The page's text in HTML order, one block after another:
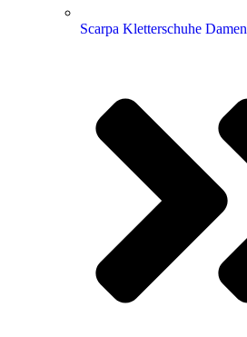
Scarpa Kletterschuhe Damen